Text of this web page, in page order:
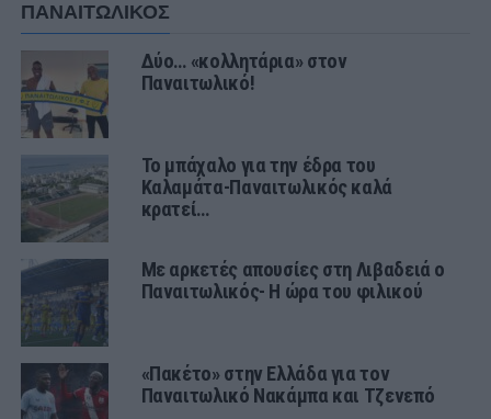
ΠΑΝΑΙΤΩΛΙΚΟΣ
Δύο… «κολλητάρια» στον
Παναιτωλικό!
Το μπάχαλο για την έδρα του
Καλαμάτα-Παναιτωλικός καλά
κρατεί…
Με αρκετές απουσίες στη Λιβαδειά ο
Παναιτωλικός- Η ώρα του φιλικού
«Πακέτο» στην Ελλάδα για τον
Παναιτωλικό Νακάμπα και Τζενεπό